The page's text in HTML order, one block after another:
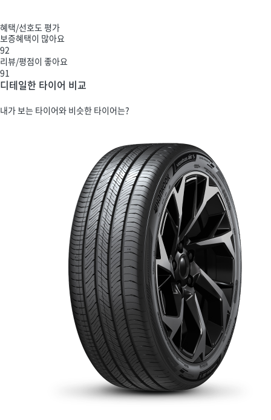
혜택/선호도 평가
보증혜택이 많아요
92
리뷰/평점이 좋아요
91
디테일한 타이어 비교
내가 보는 타이어와 비슷한 타이어는?